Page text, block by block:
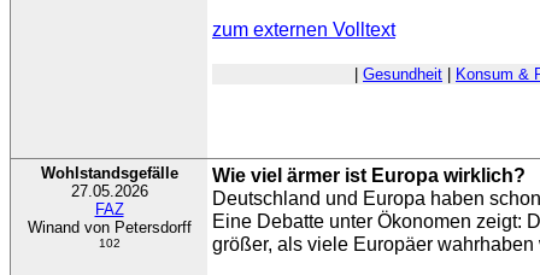
zum externen Volltext
Gesundheit Konsum &
Wohlstandsgefälle
27.05.2026
FAZ
Winand von Petersdorff
102
Wie viel ärmer ist Europa wirklich?
Deutschland und Europa haben
Eine Debatte unter Ökonomen zeigt:
größer, als viele Europäer